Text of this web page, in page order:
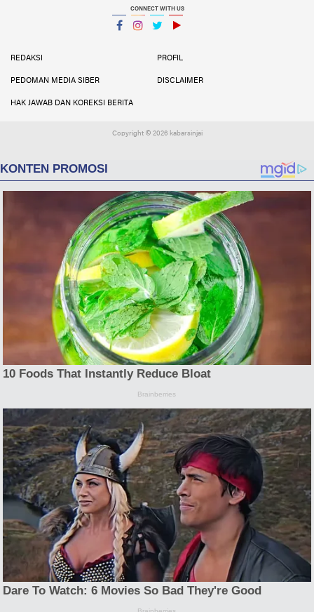
CONNECT WITH US
REDAKSI
PROFIL
PEDOMAN MEDIA SIBER DISCLAIMER
HAK JAWAB DAN KOREKSI BERITA
Copyright © 2026 kabarsinjai